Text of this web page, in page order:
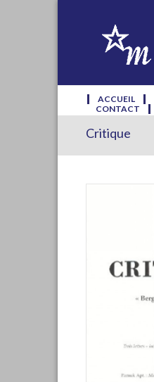
ACCUEIL
CONTACT
Critique